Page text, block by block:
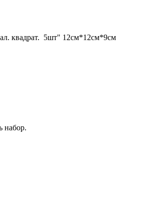
квадрат. 5шт" 12см*12см*9см
набор.